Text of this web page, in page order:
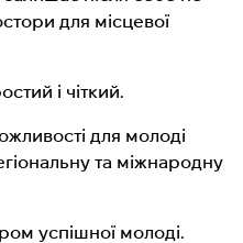
для місцевої
і чіткий.
для молоді
та міжнародну
успішної молоді.